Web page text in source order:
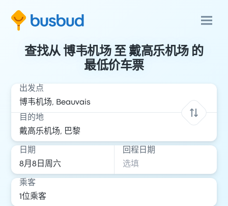
查找从 博韦机场 至 戴高乐机场 的
最低价车票
出发点
目的地
日期 回程日期
乘客